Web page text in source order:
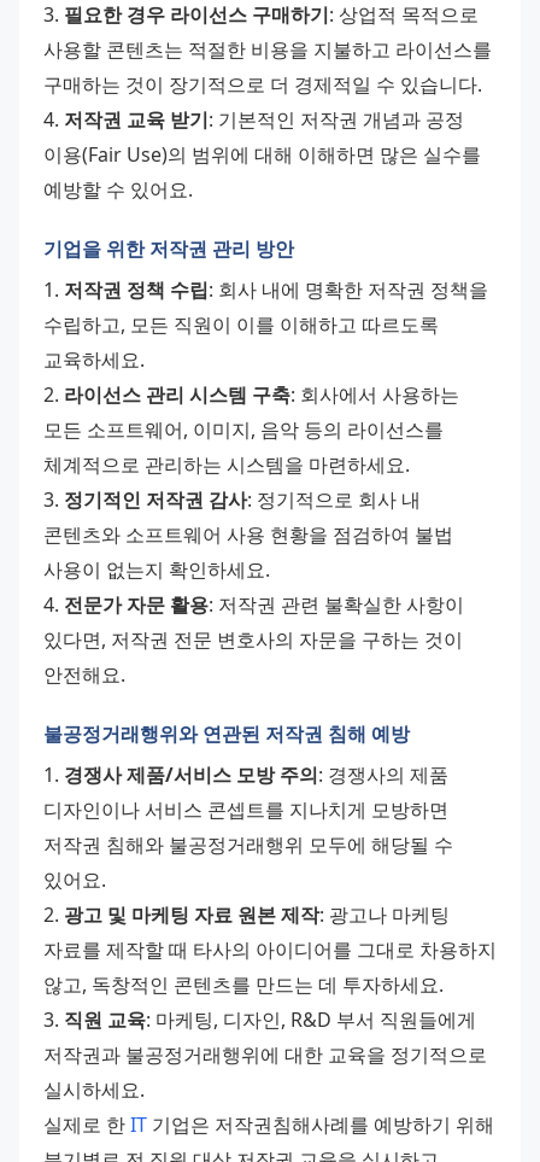
3. 필요한 경우 라이선스 구매하기: 상업적 목적으로
사용할 콘텐츠는 적절한 비용을 지불하고 라이선스를
구매하는 것이 장기적으로 더 경제적일 수 있습니다.
4. 저작권 교육 받기: 기본적인 저작권 개념과 공정
이용(Fair Use)의 범위에 대해 이해하면 많은 실수를
예방할 수 있어요.
기업을 위한 저작권 관리 방안
1. 저작권 정책 수립: 회사 내에 명확한 저작권 정책을
수립하고, 모든 직원이 이를 이해하고 따르도록
교육하세요.
2. 라이선스 관리 시스템 구축: 회사에서 사용하는
모든 소프트웨어, 이미지, 음악 등의 라이선스를
체계적으로 관리하는 시스템을 마련하세요.
3. 정기적인 저작권 감사: 정기적으로 회사 내
콘텐츠와 소프트웨어 사용 현황을 점검하여 불법
사용이 없는지 확인하세요.
4. 전문가 자문 활용: 저작권 관련 불확실한 사항이
있다면, 저작권 전문 변호사의 자문을 구하는 것이
안전해요.
불공정거래행위와 연관된 저작권 침해 예방
1. 경쟁사 제품/서비스 모방 주의: 경쟁사의 제품
디자인이나 서비스 콘셉트를 지나치게 모방하면
저작권 침해와 불공정거래행위 모두에 해당될 수
있어요.
2. 광고 및 마케팅 자료 원본 제작: 광고나 마케팅
자료를 제작할 때 타사의 아이디어를 그대로 차용하지
않고, 독창적인 콘텐츠를 만드는 데 투자하세요.
3. 직원 교육: 마케팅, 디자인, R&D 부서 직원들에게
저작권과 불공정거래행위에 대한 교육을 정기적으로
실시하세요.
실제로 한 IT 기업은 저작권침해사례를 예방하기 위해